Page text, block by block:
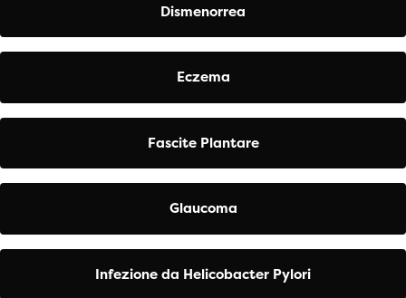
Dismenorrea
Eczema
Fascite Plantare
Glaucoma
Infezione da Helicobacter Pylori